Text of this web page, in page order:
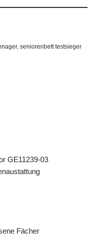
, seniorenbett testsieger
GE11239-03
Fächer